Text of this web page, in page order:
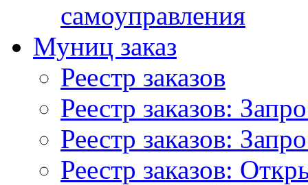
самоуправления
Муниц заказ
Реестр заказов
Реестр заказов:
Реестр заказов:
Реестр заказов: